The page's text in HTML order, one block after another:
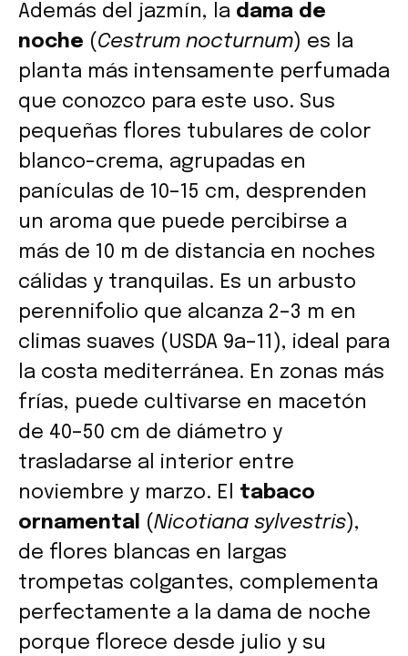
Además del jazmín, la dama de
noche (Cestrum nocturnum) es la
planta más intensamente perfumada
que conozco para este uso. Sus
pequeñas flores tubulares de color
blanco-crema, agrupadas en
panículas de 10–15 cm, desprenden
un aroma que puede percibirse a
más de 10 m de distancia en noches
cálidas y tranquilas. Es un arbusto
perennifolio que alcanza 2–3 m en
climas suaves (USDA 9a–11), ideal para
la costa mediterránea. En zonas más
frías, puede cultivarse en macetón
de 40–50 cm de diámetro y
trasladarse al interior entre
noviembre y marzo. El tabaco
ornamental
(Nicotiana sylvestris),
de flores blancas en largas
trompetas colgantes, complementa
perfectamente a la dama de noche
porque florece desde julio y su